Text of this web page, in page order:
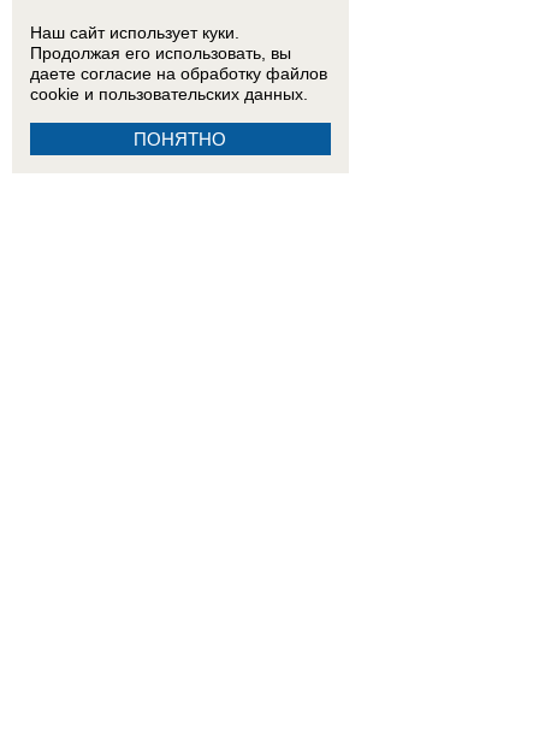
Наш сайт использует куки.
Продолжая его использовать, вы
даете согласие на обработку файлов
cookie и пользовательских данных.
ПОНЯТНО